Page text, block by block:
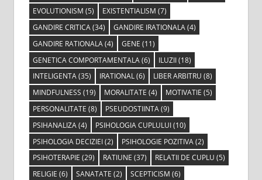
EVOLUTIONISM (5) EXISTENTIALISM (7)
GANDIRE CRITICA(34) GANDIRE IRATIONALA(4)
GANDIRE RATIONALA(4) GENE (11)
GENETICA COMPORTAMENTALA(6) ILUZII(18)
INTELIGENTA(35) IRATIONAL(6) LIBER ARBITRU (8)
MINDFULNESS (19) MORALITATE (4) MOTIVATIE (5)
PERSONALITATE (8) PSEUDOSTIINTA(9)
PSIHANALIZA(4) PSIHOLOGIA CUPLULUI(10)
PSIHOLOGIA DECIZIEI(2) PSIHOLOGIE POZITIVA(2)
PSIHOTERAPIE (29) RATIUNE (37) RELATII DE CUPLU (5)
RELIGIE (6) SANATATE (2) SCEPTICISM (6)